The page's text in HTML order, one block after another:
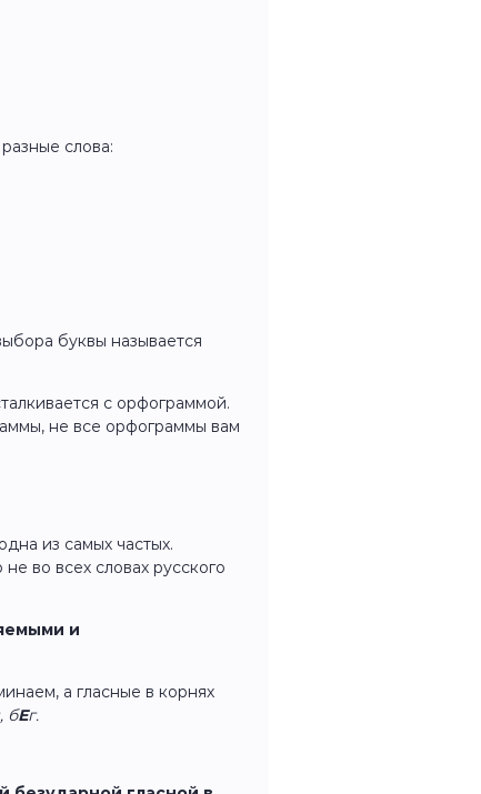
слова:
буквы называется
с орфограммой.
не все орфограммы вам
из самых частых.
во всех словах русского
и
а гласные в корнях
бЕг.